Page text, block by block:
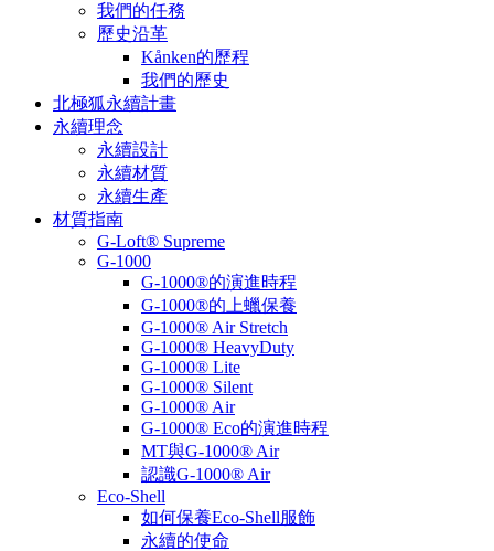
我們的任務
歷史沿革
Kånken的歷程
我們的歷史
北極狐永續計畫
永續理念
永續設計
永續材質
永續生產
材質指南
G-Loft® Supreme
G-1000
G-1000®的演進時程
G-1000®的上蠟保養
G-1000® Air Stretch
G-1000® HeavyDuty
G-1000® Lite
G-1000® Silent
G-1000® Air
G-1000® Eco的演進時程
MT與G-1000® Air
認識G-1000® Air
Eco-Shell
如何保養Eco-Shell服飾
永續的使命